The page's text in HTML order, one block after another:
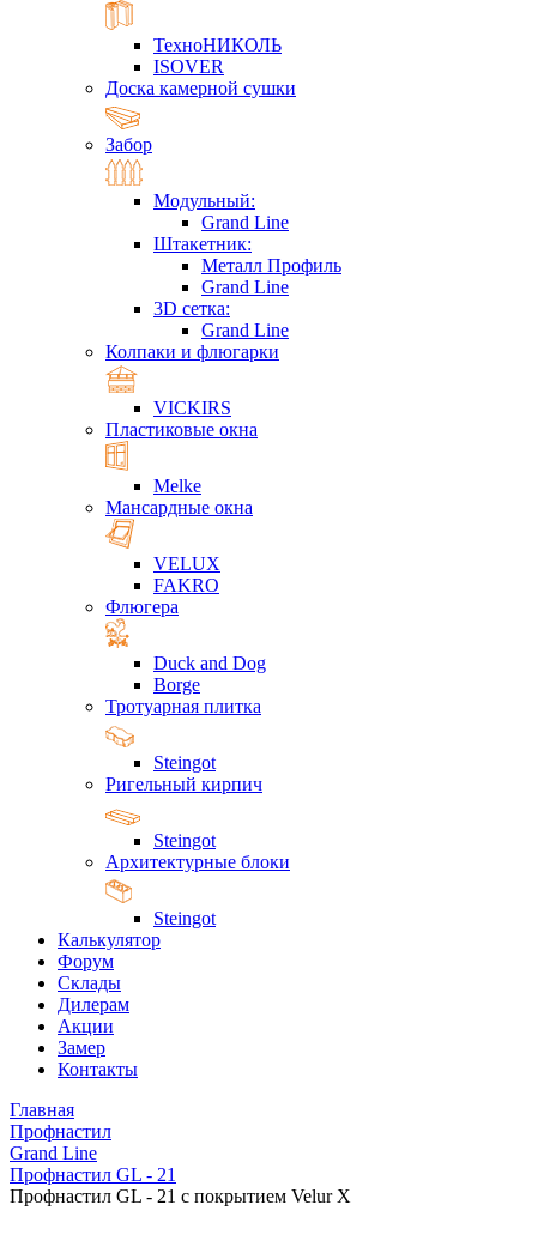
ТехноНИКОЛЬ
ISOVER
Доска камерной сушки
Забор
Модульный:
Grand Line
Штакетник:
Металл Профиль
Grand Line
3D сетка:
Grand Line
Колпаки и флюгарки
VICKIRS
Пластиковые окна
Melke
Мансардные окна
VELUX
FAKRO
Флюгера
Duck and Dog
Borge
Тротуарная плитка
Steingot
Ригельный кирпич
Steingot
Архитектурные блоки
Steingot
Калькулятор
Форум
Склады
Дилерам
Акции
Замер
Контакты
Главная
Профнастил
Grand Line
Профнастил GL - 21
Профнастил GL - 21 с покрытием Velur X